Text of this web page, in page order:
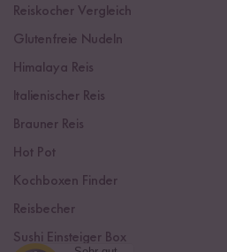
Reiskocher Vergleich
Glutenfreie Nudeln
Himalaya Reis
Italienischer Reis
Brauner Reis
Hot Pot
Kochboxen Finder
Reisbecher
Sushi Einsteiger Box